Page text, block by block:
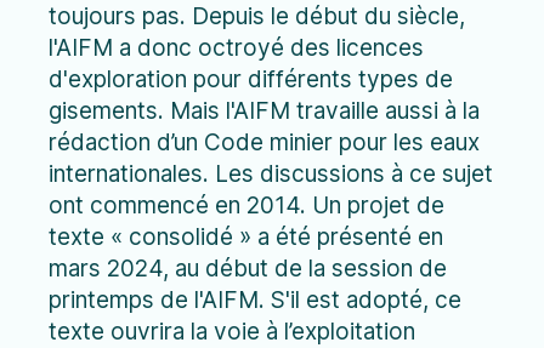
toujours pas. Depuis le début du siècle,
l'AIFM a donc octroyé des licences
d'exploration pour différents types de
gisements. Mais l'AIFM travaille aussi à la
rédaction d’un Code minier pour les eaux
internationales. Les discussions à ce sujet
ont commencé en 2014. Un projet de
texte « consolidé » a été présenté en
mars 2024, au début de la session de
printemps de l'AIFM. S'il est adopté, ce
texte ouvrira la voie à l’exploitation